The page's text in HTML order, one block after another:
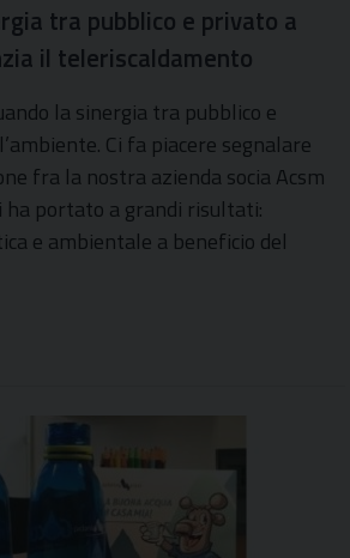
tra pubblico e privato a
il teleriscaldamento
la sinergia tra pubblico e
Ci fa piacere segnalare
fra la nostra azienda socia Acsm
ha portato a grandi risultati:
e ambientale a beneficio del